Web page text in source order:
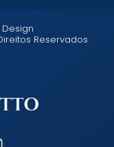
Reservados